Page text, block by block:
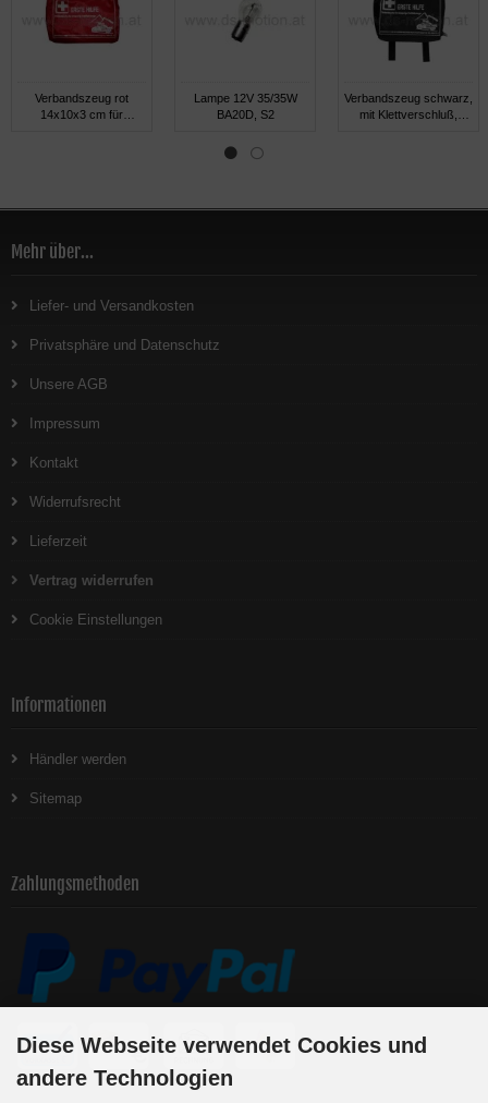
Verbandszeug rot
14x10x3 cm für
Lampe 12V 35/35W
BA20D, S2
Verbandszeug schwarz,
mit Klettverschluß,
Mehr über...
Liefer- und Versandkosten
Privatsphäre und Datenschutz
Unsere AGB
Impressum
Kontakt
Widerrufsrecht
Lieferzeit
Vertrag widerrufen
Cookie Einstellungen
Informationen
Händler werden
Sitemap
Zahlungsmethoden
Diese Webseite verwendet Cookies und
andere Technologien